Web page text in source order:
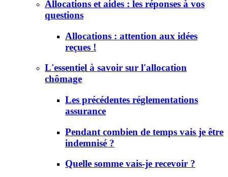
Allocations et aides : les réponses à vos
questions
Allocations : attention aux idées
reçues !
L'essentiel à savoir sur l'allocation
chômage
Les précédentes réglementations
assurance
Pendant combien de temps vais je être
indemnisé ?
Quelle somme vais-je recevoir ?